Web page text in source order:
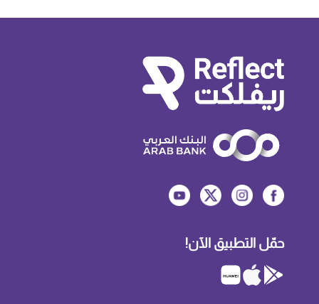
حمّل التطبيق الآن!